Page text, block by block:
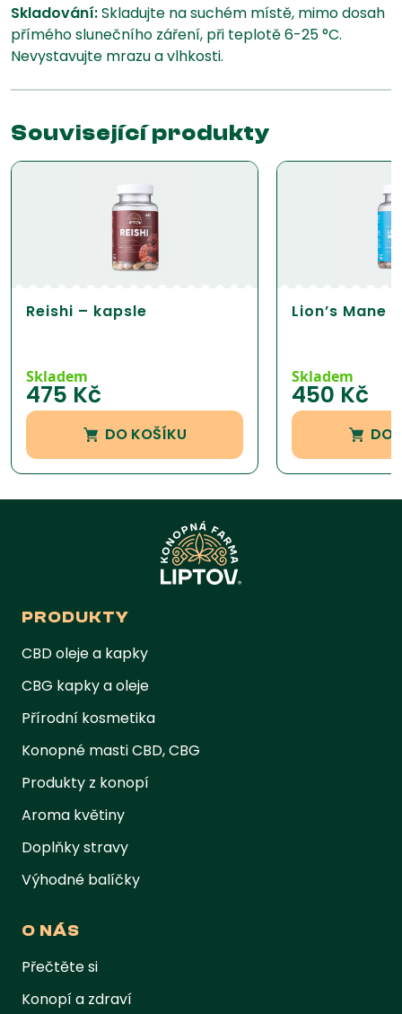
Skladování:Skladujte na suchém místě, mimo dosah
přímého slunečního záření, při teplotě 6-25 °C.
Nevystavujte mrazu a vlhkosti.
Související produkty
Reishi – kapsle
Skladem
475 Kč
DO KOŠÍKU
Lion’s Mane
Skladem
450 Kč
DO
PRODUKTY
CBD oleje a kapky
CBG kapky a oleje
Přírodní kosmetika
Konopné masti CBD, CBG
Produkty z konopí
Aroma květiny
Doplňky stravy
Výhodné balíčky
O NÁS
Přečtěte si
Konopí a zdraví